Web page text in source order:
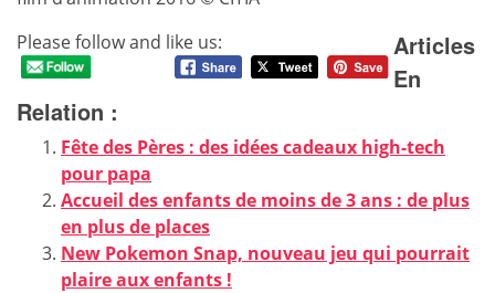
Please follow and like us:
Articles
En
Relation :
Fête des Pères : des idées cadeaux high-tech
pour papa
Accueil des enfants de moins de 3 ans : de plus
en plus de places
New Pokemon Snap, nouveau jeu qui pourrait
plaire aux enfants !